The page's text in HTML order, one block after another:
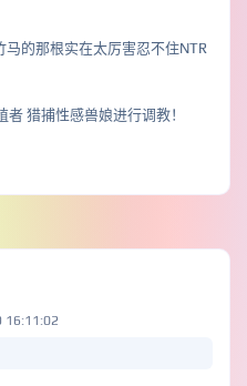
马的那根实在太厉害忍不住NTR
者 猎捕性感兽娘进行调教！
16:11:02